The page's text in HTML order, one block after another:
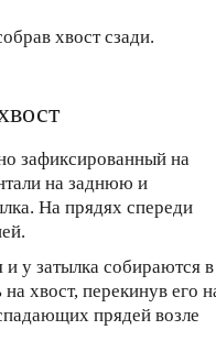
хвост сзади.
зафиксированный на
на заднюю и
На прядях спереди
у затылка собираются в
хвост, перекинув его
прядей возле